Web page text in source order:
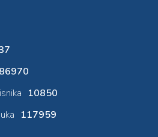
86970
10850
117959